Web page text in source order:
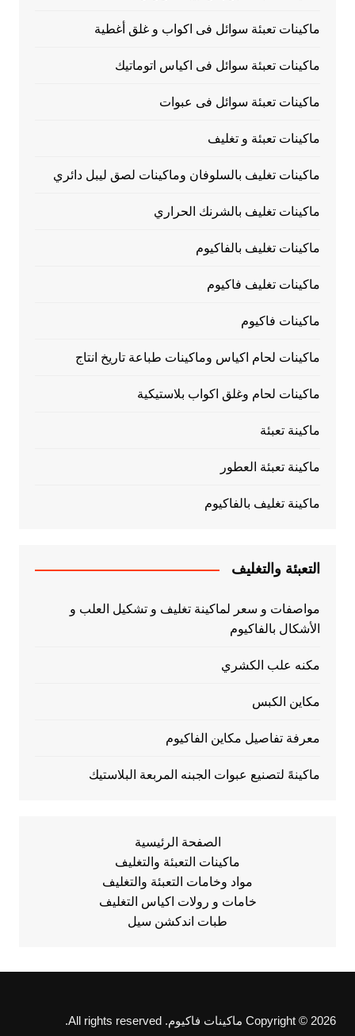
ماكينات تعبئة سوائل فى اكواب و غلق أغطية
ماكينات تعبئة سوائل فى اكياس اتوماتيك
ماكينات تعبئة سوائل فى عبوات
ماكينات تعبئة و تغليف
ماكينات تغليف بالسلوفان وماكينات لصق ليبل دائري
ماكينات تغليف بالشرنك الحراري
ماكينات تغليف بالفاكيوم
ماكينات تغليف فاكيوم
ماكينات فاكيوم
ماكينات لحام اكياس وماكينات طباعة تاريخ انتاج
ماكينات لحام وغلق اكواب بلاستيكية
ماكينة تعبئة
ماكينة تعبئة العطور
ماكينة تغليف بالفاكيوم
التعبئة والتغليف
مواصفات و سعر لماكينة تغليف و تشكيل العلب و
الأشكال بالفاكيوم
مكنه علب الكشري
مكاين الكبس
معرفة تفاصيل مكاين الفاكيوم
ماكينهً لتصنيع عبوات الجبنه المربعة البلاستيك
الصفحة الرئيسية
ماكينات التعبئة والتغليف
مواد وخامات التعبئة والتغليف
خامات و رولات اكياس التغليف
طبات اندكشن سيل
Copyright © 2026 ماكينات فاكيوم. All rights reserved.